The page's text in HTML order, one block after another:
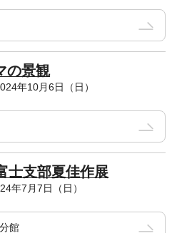
の景観
年10月6日（日）
士支部夏佳作展
年7月7日（日）
館